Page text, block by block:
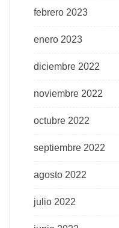
febrero 2023
enero 2023
diciembre 2022
noviembre 2022
octubre 2022
septiembre 2022
agosto 2022
julio 2022